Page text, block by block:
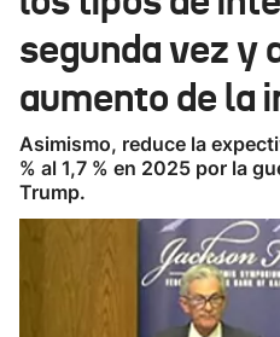
segunda vez y
aumento de la
Asimismo, reduce la
% al 1,7 % en 2025 por la
Trump.